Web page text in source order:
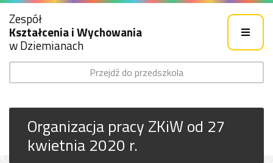
Zespół
Kształcenia i Wychowania
w Dziemianach
Przejdź do przedszkola
Organizacja pracy ZKiW od 27
kwietnia 2020 r.